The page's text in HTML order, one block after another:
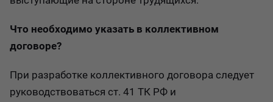
Что необходимо указать в коллективном
договоре?
При разработке коллективного договора следует
руководствоваться ст. 41 ТК РФ и